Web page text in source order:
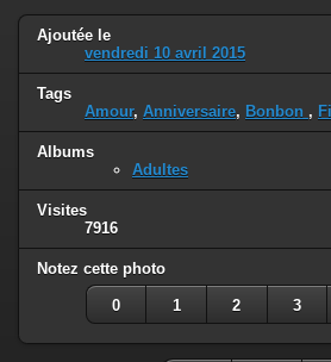
Ajoutée le
vendredi 10 avril 2015
Tags
Amour, Anniversaire, Bonbon ,
Albums
Adultes
Visites
7916
Notez cette photo
0 1 2 3